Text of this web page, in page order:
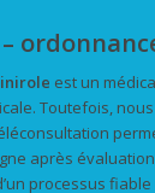
est un
Toutefois,
après
processus